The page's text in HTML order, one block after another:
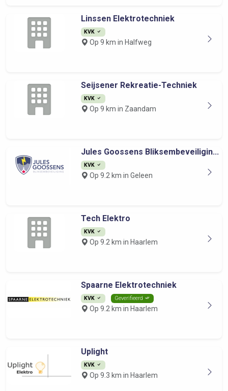
Linssen Elektrotechniek
KVK
Op 9 km in Halfweg
Seijsener Rekreatie-Techniek
KVK
Op 9 km in Zaandam
Jules Goossens Bliksembeveiligin...
KVK
Op 9.2 km in Geleen
Tech Elektro
KVK
Op 9.2 km in Haarlem
Spaarne Elektrotechniek
KVK Geverifieerd
Op 9.2 km in Haarlem
Uplight
KVK
Op 9.3 km in Haarlem